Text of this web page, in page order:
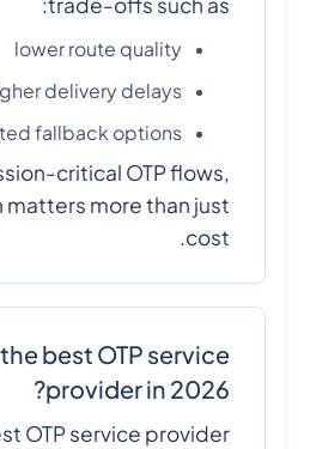
lower route quality
delivery delays
fallback options
critical OTP flows,
more than just
cost.
best OTP service
provider in 2026?
OTP service provider